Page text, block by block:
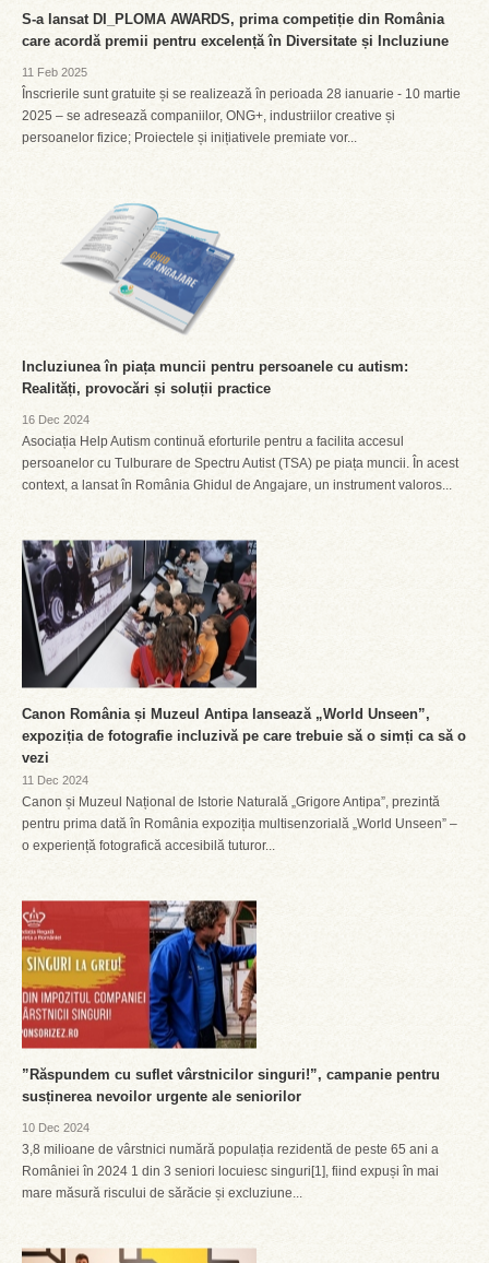
S-a lansat DI_PLOMA AWARDS, prima competiție din România
care acordă premii pentru excelență în Diversitate și Incluziune
11 Feb 2025
Înscrierile sunt gratuite și se realizează în perioada 28 ianuarie - 10 martie
2025 – se adresează companiilor, ONG+, industriilor creative și
persoanelor fizice; Proiectele și inițiativele premiate vor...
Incluziunea în piața muncii pentru persoanele cu autism:
Realități, provocări și soluții practice
16 Dec 2024
Asociația Help Autism continuă eforturile pentru a facilita accesul
persoanelor cu Tulburare de Spectru Autist (TSA) pe piața muncii. În acest
context, a lansat în România Ghidul de Angajare, un instrument valoros...
Canon România și Muzeul Antipa lansează „World Unseen”,
expoziția de fotografie incluzivă pe care trebuie să o simți ca să o
vezi
11 Dec 2024
Canon și Muzeul Național de Istorie Naturală „Grigore Antipa”, prezintă
pentru prima dată în România expoziția multisenzorială „World Unseen” –
o experiență fotografică accesibilă tuturor...
”Răspundem cu suflet vârstnicilor singuri!”, campanie pentru
susținerea nevoilor urgente ale seniorilor
10 Dec 2024
3,8 milioane de vârstnici numără populația rezidentă de peste 65 ani a
României în 2024 1 din 3 seniori locuiesc singuri[1], fiind expuși în mai
mare măsură riscului de sărăcie și excluziune...